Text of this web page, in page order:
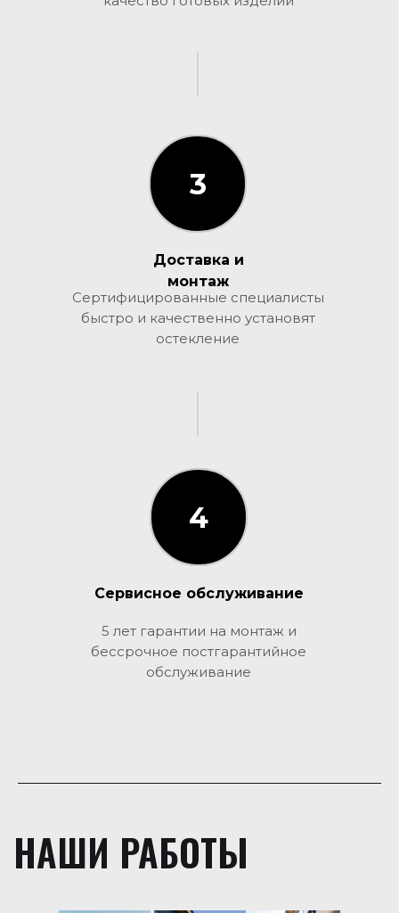
3
Сервисное обслуживание
5 лет гарантии на монтаж и
бессрочное постгарантийное
обслуживание
4
3
Доставка и
монтаж
Сертифицированные специалисты
быстро и качественно установят
остекление
3
НАШИ РАБОТЫ